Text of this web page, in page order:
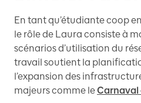
En tant qu’étudiante coop
le rôle de Laura consiste à
scénarios d’utilisation du
travail soutient la
l’expansion des
majeurs comme leCarnaval